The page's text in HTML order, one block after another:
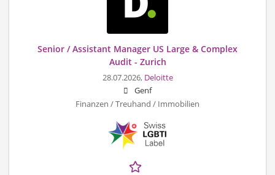
Senior / Assistant Manager US Large & Complex
Audit - Zurich
28.07.2026, Deloitte
Genf
Finanzen / Treuhand / Immobilien